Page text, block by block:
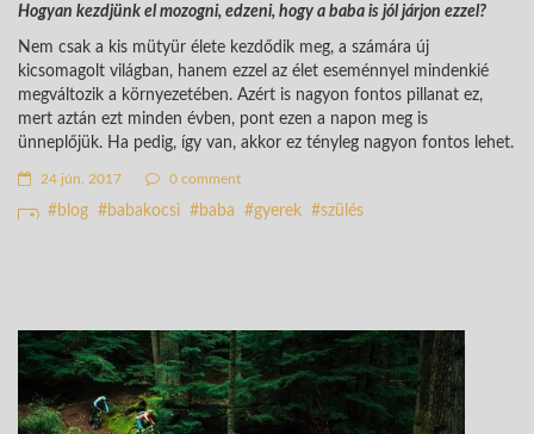
Hogyan kezdjünk el mozogni, edzeni, hogy a baba is jól járjon ezzel?
Nem csak a kis mütyür élete kezdődik meg, a számára új
kicsomagolt világban, hanem ezzel az élet eseménnyel mindenkié
megváltozik a környezetében. Azért is nagyon fontos pillanat ez,
mert aztán ezt minden évben, pont ezen a napon meg is
ünneplőjük. Ha pedig, így van, akkor ez tényleg nagyon fontos lehet.
24 jún. 2017 0 comment
blog babakocsi baba gyerek szülés